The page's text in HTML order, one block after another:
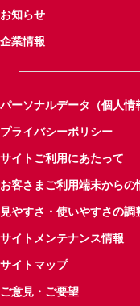
お知らせ
企業情報
パーソナルデータ（個人情
プライバシーポリシー
サイトご利用にあたって
お客さまご利用端末からの
見やすさ・使いやすさの調
サイトメンテナンス情報
サイトマップ
ご意見・ご要望